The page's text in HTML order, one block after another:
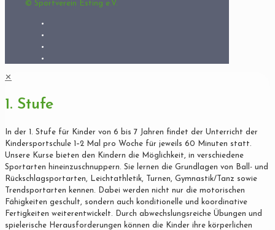
© Sportverein Esting e.V.
✕
1. Stufe
In der 1. Stufe für Kinder von 6 bis 7 Jahren findet der Unterricht der
Kindersportschule 1–2 Mal pro Woche für jeweils 60 Minuten statt.
Unsere Kurse bieten den Kindern die Möglichkeit, in verschiedene
Sportarten hineinzuschnuppern. Sie lernen die Grundlagen von Ball- und
Rückschlagsportarten, Leichtathletik, Turnen, Gymnastik/Tanz sowie
Trendsportarten kennen. Dabei werden nicht nur die motorischen
Fähigkeiten geschult, sondern auch konditionelle und koordinative
Fertigkeiten weiterentwickelt. Durch abwechslungsreiche Übungen und
spielerische Herausforderungen können die Kinder ihre körperlichen